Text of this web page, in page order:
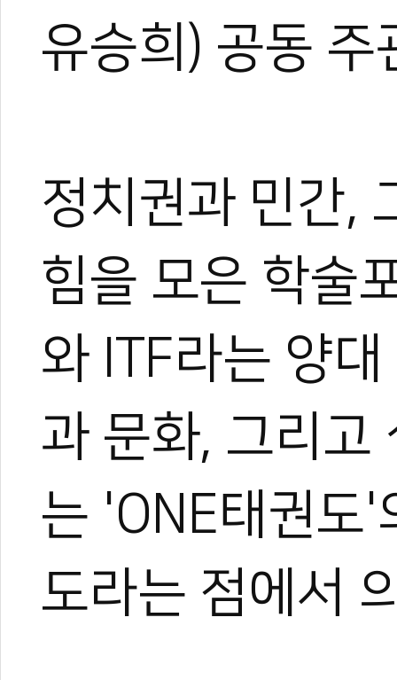
유승희) 공동 주
정치권과 민간,
힘을 모은 학술
와 ITF라는 양
과 문화, 그리고
는 'ONE태권도'
도라는 점에서
#itf #국회 #김승수 #이기헌
#손기